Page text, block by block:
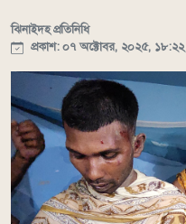
ঝিনাইদহ প্রতিনিধি
প্রকাশ: ০৭ অক্টোবর, ২০২৫, ১৮:২২